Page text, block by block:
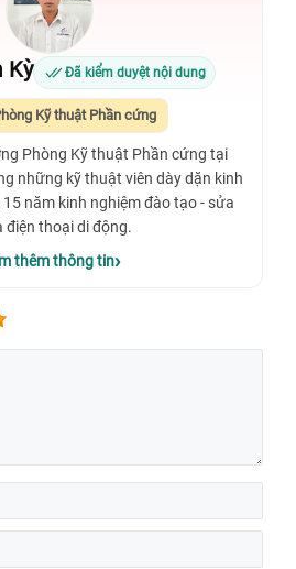
Kỳ Đã kiểm duyệt nội dung
Kỹ thuật Phần cứng
Phòng Kỹ thuật Phần cứng tại
những kỹ thuật viên dày dặn kinh
năm kinh nghiệm đào tạo - sửa
điện thoại di động.
thêm thông tin